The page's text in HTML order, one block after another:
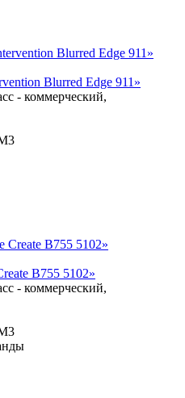
Blurred Edge 911»
- коммерческий,
B755 5102»
- коммерческий,